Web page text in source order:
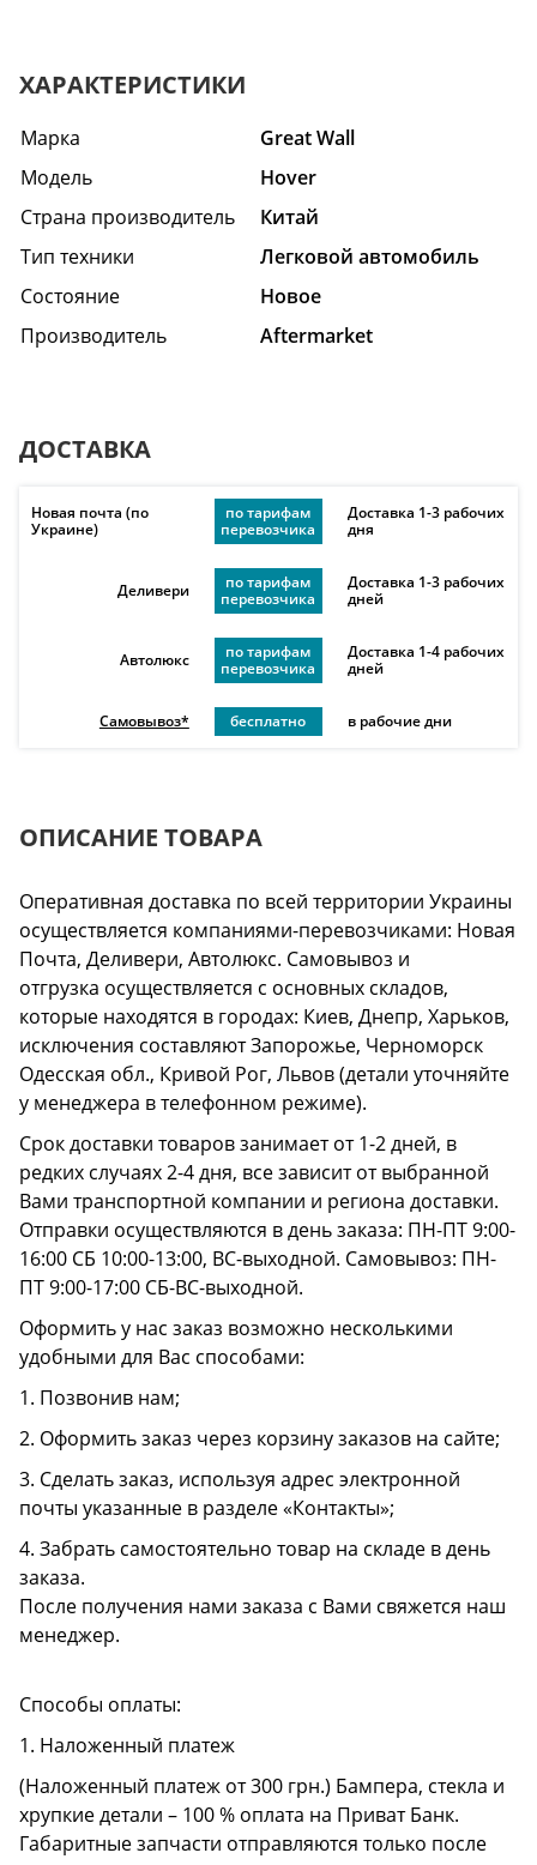
ХАРАКТЕРИСТИКИ
Марка
Great Wall
Модель
Hover
Страна производитель
Китай
Тип техники
Легковой автомобиль
Состояние
Hовое
Производитель
Aftermarket
ДОСТАВКА
Новая почта (по
Украине)
по тарифам
перевозчика
Доставка 1-3 рабочих
дня
Деливери
по тарифам
перевозчика
Доставка 1-3 рабочих
дней
Автолюкс
по тарифам
перевозчика
Доставка 1-4 рабочих
дней
Самовывоз* бесплатно в рабочие дни
ОПИСАНИЕ ТОВАРА
Оперативная доставка по всей территории Украины
осуществляется компаниями-перевозчиками: Новая
Почта, Деливери, Автолюкс. Самовывоз и
отгрузка осуществляется с основных складов,
которые находятся в городах: Киев, Днепр, Харьков,
исключения составляют Запорожье, Черноморск
Одесская обл., Кривой Рог, Львов (детали уточняйте
у менеджера в телефонном режиме).
Срок доставки товаров занимает от 1-2 дней, в
редких случаях 2-4 дня, все зависит от выбранной
Вами транспортной компании и региона доставки.
Отправки осуществляются в день заказа: ПН-ПТ 9:00-
16:00 СБ 10:00-13:00, ВС-выходной. Самовывоз: ПН-
ПТ 9:00-17:00 СБ-ВС-выходной.
Оформить у нас заказ возможно несколькими
удобными для Вас способами:
1. Позвонив нам;
2. Оформить заказ через корзину заказов на сайте;
3. Сделать заказ, используя адрес электронной
почты указанные в разделе «Контакты»;
4. Забрать самостоятельно товар на складе в день
заказа.
После получения нами заказа с Вами свяжется наш
менеджер.
Способы оплаты:
1. Наложенный платеж
(Наложенный платеж от 300 грн.) Бампера, стекла и
хрупкие детали – 100 % оплата на Приват Банк.
Габаритные запчасти отправляются только после